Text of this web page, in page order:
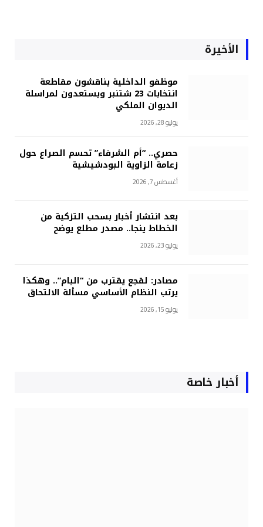
الأخيرة
موظفو الداخلية يناقشون مقاطعة
انتخابات 23 شتنبر ويستعدون لمراسلة
الديوان الملكي
يوليو 28, 2026
حصري.. “أم الشرفاء” تحسم الصراع حول
زعامة الزاوية البودشيشية
أغسطس 7, 2026
بعد انتشار أخبار بسحب التزكية من
الخطاط ينجا.. مصدر مطلع يوضح
يوليو 23, 2026
مصادر: لقجع يقترب من “البام”.. وهكذا
يرتب النظام الأساسي مسألة الالتحاق
يوليو 15, 2026
أخبار خاصة